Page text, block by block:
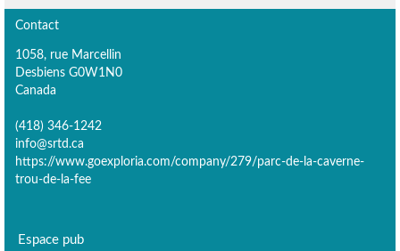
Contact
1058, rue Marcellin
Desbiens G0W1N0
Canada
(418) 346-1242
info@srtd.ca
https://www.goexploria.com/company/279/parc-de-la-caverne-
trou-de-la-fee
Espace pub